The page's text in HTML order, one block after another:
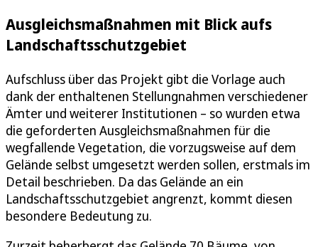
Ausgleichsmaßnahmen mit Blick aufs
Landschaftsschutzgebiet
Aufschluss über das Projekt gibt die Vorlage auch
dank der enthaltenen Stellungnahmen verschiedener
Ämter und weiterer Institutionen – so wurden etwa
die geforderten Ausgleichsmaßnahmen für die
wegfallende Vegetation, die vorzugsweise auf dem
Gelände selbst umgesetzt werden sollen, erstmals im
Detail beschrieben. Da das Gelände an ein
Landschaftsschutzgebiet angrenzt, kommt diesen
besondere Bedeutung zu.